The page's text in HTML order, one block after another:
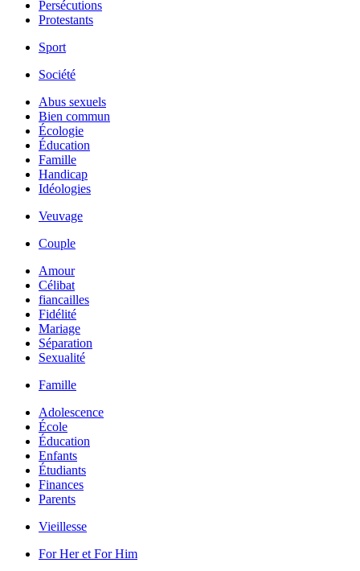
Persécutions
Protestants
Sport
Société
Abus sexuels
Bien commun
Écologie
Éducation
Famille
Handicap
Idéologies
Veuvage
Couple
Amour
Célibat
fiancailles
Fidélité
Mariage
Séparation
Sexualité
Famille
Adolescence
École
Éducation
Enfants
Étudiants
Finances
Parents
Vieillesse
For Her et For Him